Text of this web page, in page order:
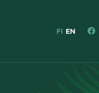
FI EN